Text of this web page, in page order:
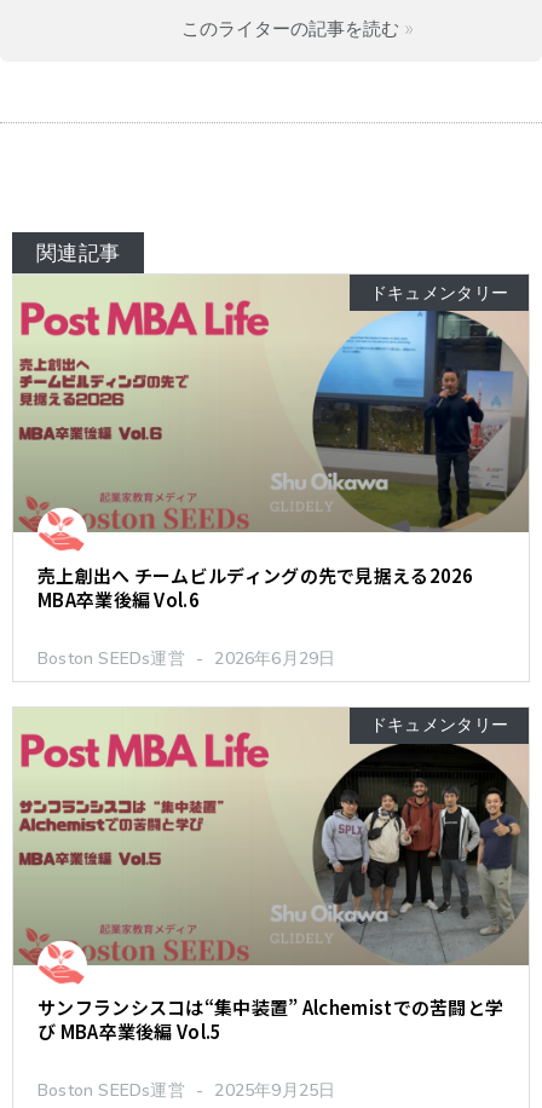
このライターの記事を読む »
関連記事
ドキュメンタリー
売上創出へ チームビルディングの先で見据える2026
MBA卒業後編 Vol.6
Boston SEEDs運営 2026年6月29日
ドキュメンタリー
サンフランシスコは“集中装置” Alchemistでの苦闘と学
び MBA卒業後編 Vol.5
Boston SEEDs運営 2025年9月25日